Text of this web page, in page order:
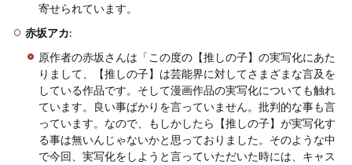
寄せられています。
赤坂アカ:
原作者の赤坂さんは「この度の【推しの子】の実写化にあた
りまして、【推しの子】は芸能界に対してさまざまな言及を
している作品です。そして漫画作品の実写化についても触れ
ています。良い事ばかりを言っていません。批判的な事も言
っています。なので、もしかしたら【推しの子】が実写化す
る事は無いんじゃないかと思っておりました。そのような中
で今回、実写化をしようと言っていただいた時には、キャス